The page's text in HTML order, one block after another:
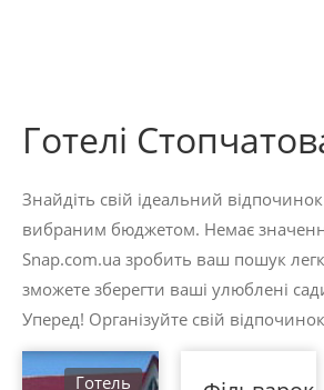
Готелі
Знайдіть свій ідеальний
вибраним бюджетом. Немає
Snap.com.ua зробить ваш пошук
зможете зберегти ваші улюблені
Уперед! Організуйте свій
Готель
100 -
450
грн.
Стопчатів